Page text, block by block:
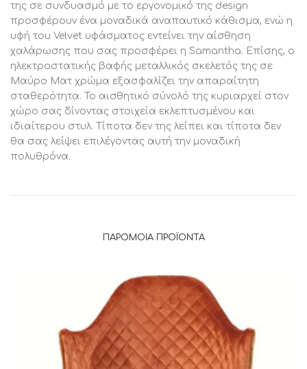
της σε συνδυασμό με το εργονομικό της design
προσφέρουν ένα μοναδικά αναπαυτικό κάθισμα, ενώ η
υφή του Velvet υφάσματος εντείνει την αίσθηση
χαλάρωσης που σας προσφέρει η Samantha. Επίσης, ο
ηλεκτροστατικής βαφής μεταλλικός σκελετός της σε
Μαύρο Ματ χρώμα εξασφαλίζει την απαραίτητη
σταθερότητα. Το αισθητικό σύνολό της κυριαρχεί στον
χώρο σας δίνοντας στοιχεία εκλεπτυσμένου και
ιδιαίτερου στυλ. Τίποτα δεν της λείπει και τίποτα δεν
θα σας λείψει επιλέγοντας αυτή την μοναδική
πολυθρόνα.
ΠΑΡΌΜΟΙΑ ΠΡΟΪΌΝΤΑ